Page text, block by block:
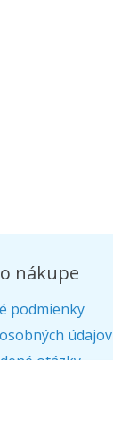
nákupe
podmienky
údajov
otázky